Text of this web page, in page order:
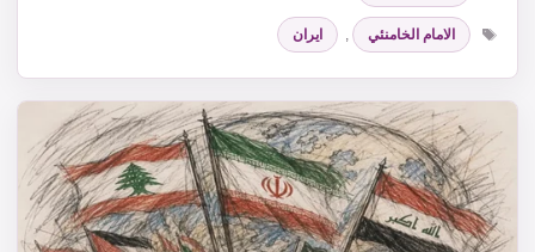
الوسوم
الامام الخامنئي , ايران